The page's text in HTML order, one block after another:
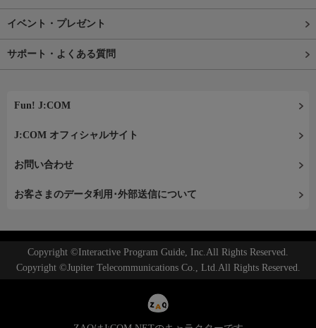
イベント・プレゼント
サポート・よくある質問
Fun! J:COM
J:COM オフィシャルサイト
お問い合わせ
お客さまのデータ利用･外部送信について
Copyright ©Interactive Program Guide, Inc.All Rights Reserved.
Copyright ©Jupiter Telecommunications Co., Ltd.All Rights Reserved.